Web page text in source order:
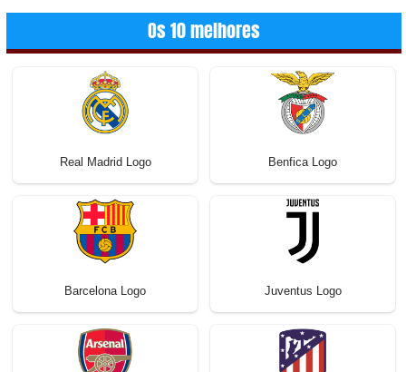
Os 10 melhores
Real Madrid Logo Benfica Logo
Barcelona Logo Juventus Logo